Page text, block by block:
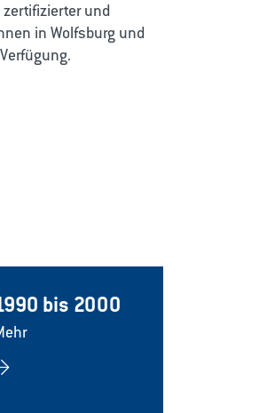
2022 WOBCOM GmbH Matthias Leitzke
zertifizierter und
in Wolfsburg und
bis 2000